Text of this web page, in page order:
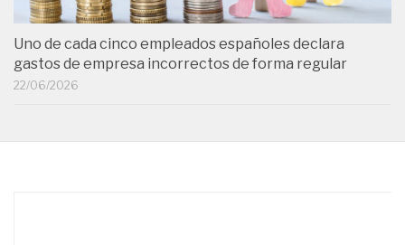
Uno de cada cinco empleados españoles declara
gastos de empresa incorrectos de forma regular
22/06/2026